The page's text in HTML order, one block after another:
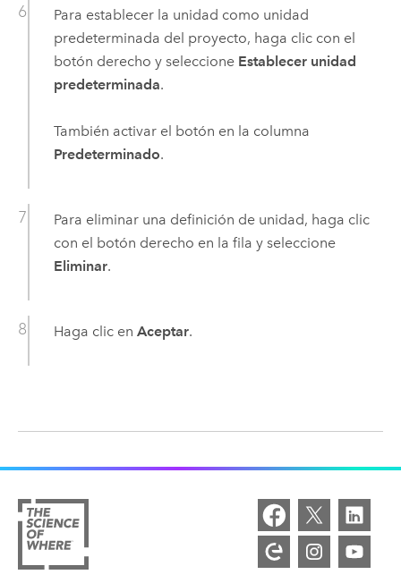
Para establecer la unidad como unidad
predeterminada del proyecto, haga clic con el
botón derecho y seleccione Establecer unidad
predeterminada.
También activar el botón en la columna
Predeterminado.
Para eliminar una definición de unidad, haga clic
con el botón derecho en la fila y seleccione
Eliminar.
Haga clic en Aceptar.